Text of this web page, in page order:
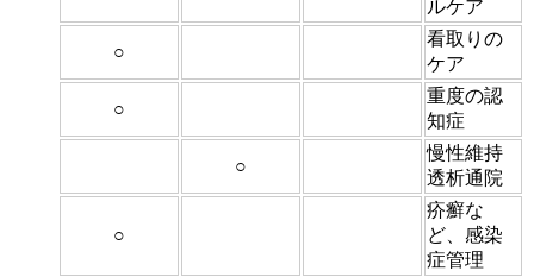
ルケア
○
看取りの
ケア
○
重度の認
知症
○
慢性維持
透析通院
○
疥癬な
ど、感染
症管理